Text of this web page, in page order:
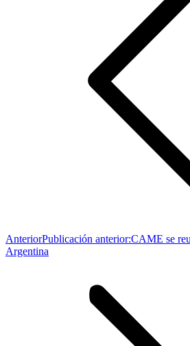
AnteriorPublicación anterior:CAME se
Argentina